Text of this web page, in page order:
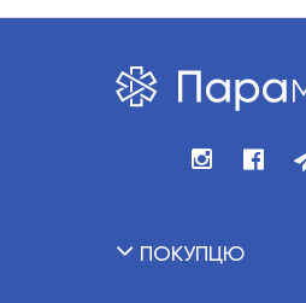
ПОКУПЦЮ